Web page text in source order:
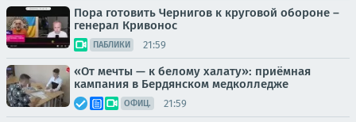
Пора готовить Чернигов к круговой обороне –
генерал Кривонос
ПАБЛИКИ 21:59
«От мечты — к белому халату»: приёмная
кампания в Бердянском медколледже
ОФИЦ. 21:59